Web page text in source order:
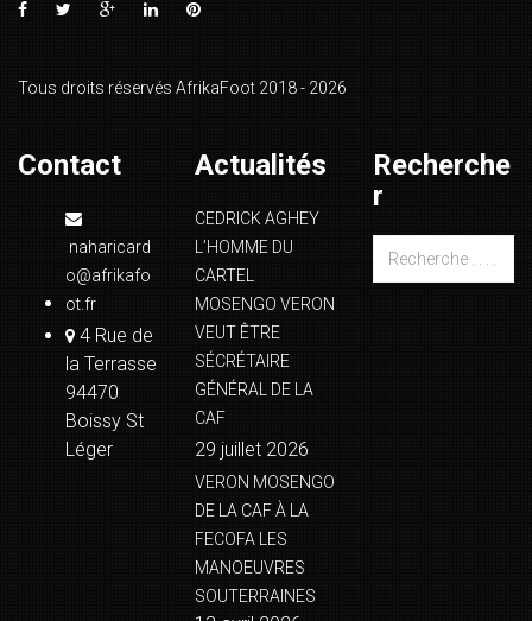
Tous droits réservés AfrikaFoot 2018 - 2026
Contact
naharicard
o@afrikafo
ot.fr
4 Rue de
la Terrasse
94470
Boissy St
Léger
Actualités
CEDRICK AGHEY
L’HOMME DU
CARTEL
MOSENGO VERON
VEUT ÊTRE
SÉCRÉTAIRE
GÉNÉRAL DE LA
CAF
29 juillet 2026
VERON MOSENGO
DE LA CAF À LA
FECOFA LES
MANOEUVRES
SOUTERRAINES
Recherche
r